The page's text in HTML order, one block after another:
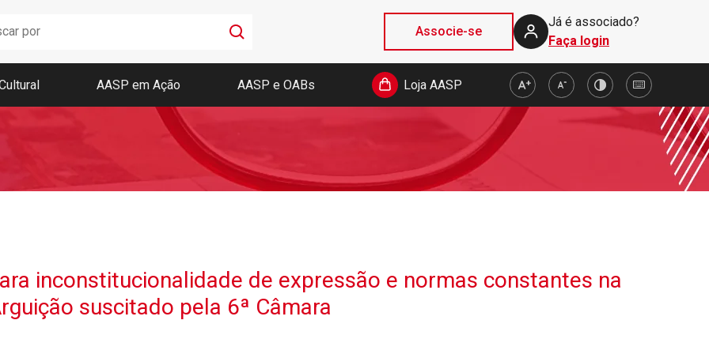
Associe-se
Já é associado?
Faça login
Boletim AASP
Coleção de Códigos de Bolso
Revista da AASP
AASP em Ação AASP e OABs Loja AASP
inconstitucionalidade de expressão e normas constantes na
suscitado pela 6ª Câmara